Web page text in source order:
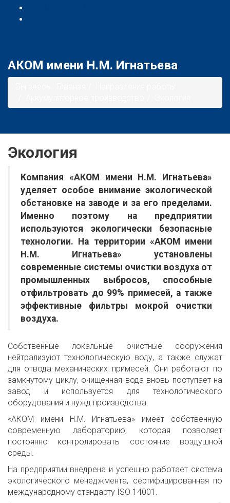
АКОМ имени Н.М. Игнатьева
Экология
Компания «АКОМ имени Н.М. Игнатьева»
уделяет особое внимание экологической
обстановке на заводе и за его пределами.
Именно поэтому на предприятии
используются экологически безопасные
технологии. На территории «АКОМ имени
Н.М. Игнатьева» установлены
современные системы очистки воздуха от
промышленных выбросов, способные
отфильтровать до 99% примесей, а также
эффективные фильтры мокрой очистки
воздуха.
Собственные локальные очистные сооружения
нейтрализуют технологическую воду, а также служат
для отвода механических примесей. Они работают по
замкнутому циклу, очищенная вода вновь поступает на
завод и используется для технологического
оборудования и нужд производства.
«АКОМ имени Н.М. Игнатьева» имеет собственную
современную лабораторию, которая позволяет
постоянно контролировать состояние воздушной
среды.
На предприятии внедрена и успешно работает система
экологического менеджмента, сертифицированная по
международному стандарту ISO 14001.